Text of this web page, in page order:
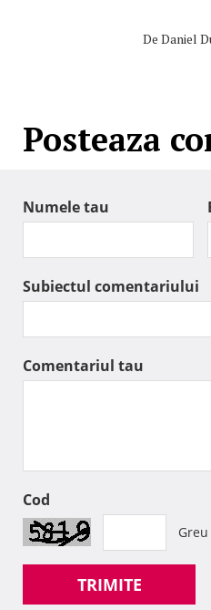
De Daniel
Posteaza
Numele tau
Subiectul comentariului
Comentariul tau
Cod
TRIMITE